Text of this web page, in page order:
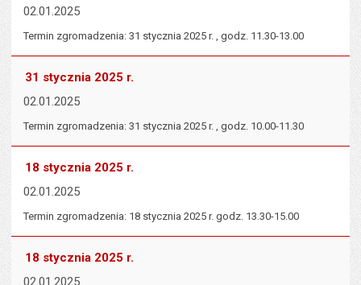
02.01.2025
Termin zgromadzenia: 31 stycznia 2025 r. , godz. 11.30-13.00
31 stycznia 2025 r.
02.01.2025
Termin zgromadzenia: 31 stycznia 2025 r. , godz. 10.00-11.30
18 stycznia 2025 r.
02.01.2025
Termin zgromadzenia: 18 stycznia 2025 r. godz. 13.30-15.00
18 stycznia 2025 r.
02.01.2025